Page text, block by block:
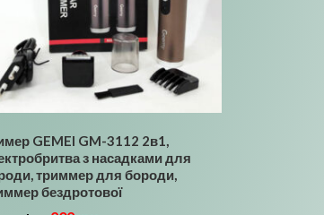
GEMEI GM-3112 2в1,
з насадками для
триммер для бороди,
бездротової